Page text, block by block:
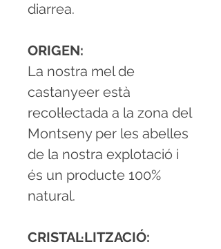
diarrea.
ORIGEN:
La nostra mel de
castanyeer està
recol·lectada a la zona del
Montseny per les abelles
de la nostra explotació i
és un producte 100%
natural.
CRISTAL·LITZACIÓ: